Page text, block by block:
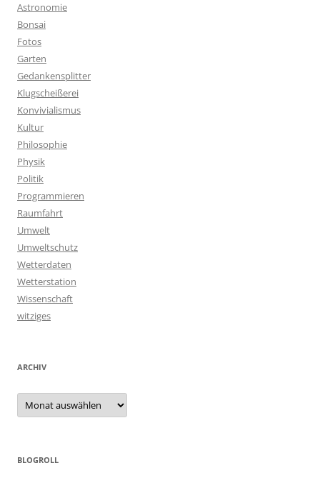
Astronomie
Bonsai
Fotos
Garten
Gedankensplitter
Klugscheißerei
Konvivialismus
Kultur
Philosophie
Physik
Politik
Programmieren
Raumfahrt
Umwelt
Umweltschutz
Wetterdaten
Wetterstation
Wissenschaft
witziges
ARCHIV
Archiv
BLOGROLL